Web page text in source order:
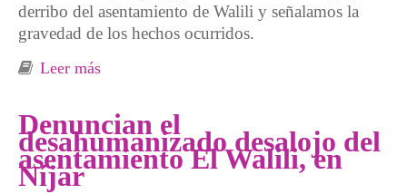
derribo del asentamiento de Walili y señalamos la
gravedad de los hechos ocurridos.
Leer más
de el Walili
Denuncian el
desahumanizado desalojo del
asentamiento El Walili, en
Níjar